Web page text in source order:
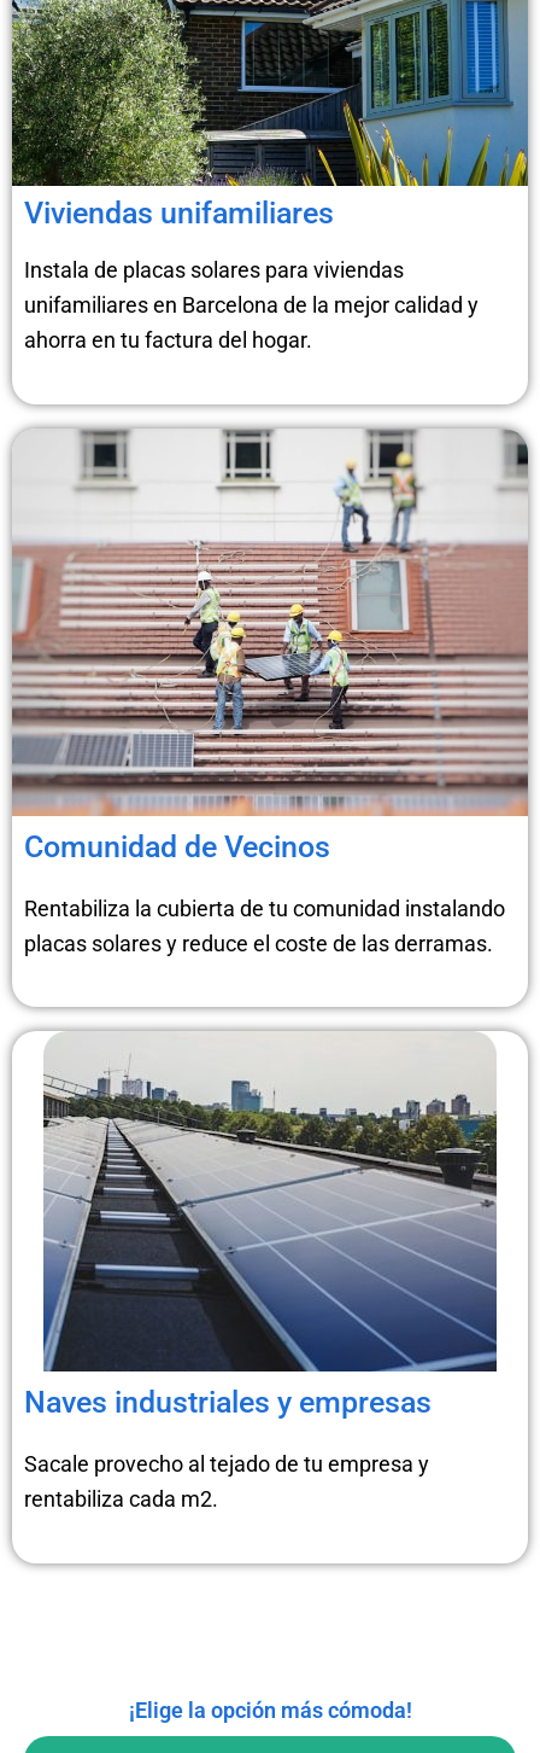
Viviendas unifamiliares
Instala de placas solares para viviendas
unifamiliares en Barcelona de la mejor calidad y
ahorra en tu factura del hogar.
Comunidad de Vecinos
Rentabiliza la cubierta de tu comunidad instalando
placas solares y reduce el coste de las derramas.
Naves industriales y empresas
Sacale provecho al tejado de tu empresa y
rentabiliza cada m2.
¡Elige la opción más cómoda!